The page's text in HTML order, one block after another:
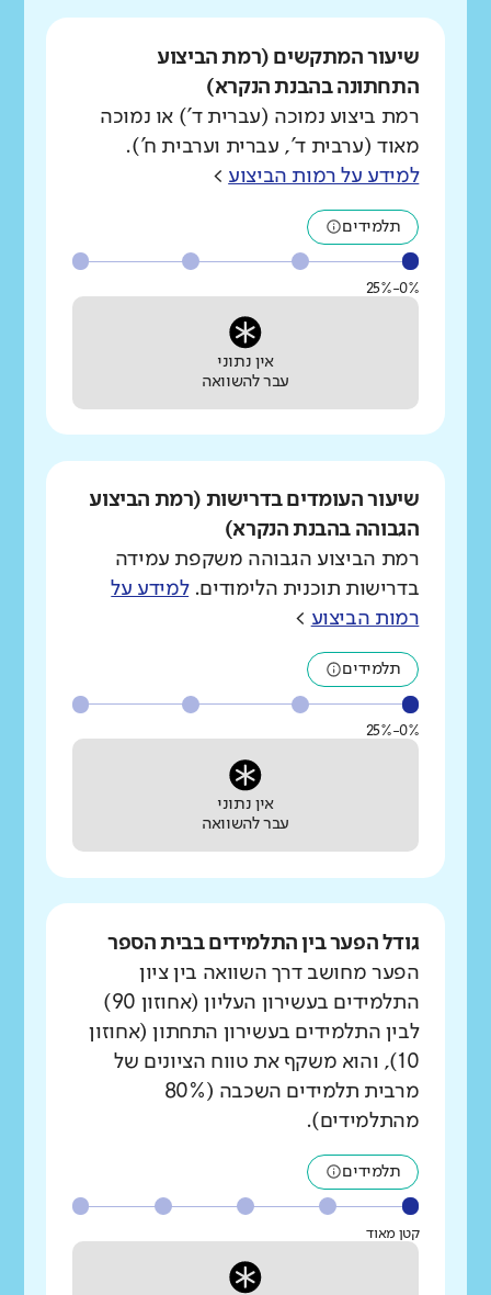
שיעור המתקשים (רמת הביצוע
התחתונה בהבנת הנקרא)
רמת ביצוע נמוכה (עברית ד') או נמוכה
מאוד (ערבית ד', עברית וערבית ח').
למידע על רמות הביצוע >
תלמידים
0%-25%
אין נתוני
עבר להשוואה
שיעור העומדים בדרישות (רמת הביצוע
הגבוהה בהבנת הנקרא)
רמת הביצוע הגבוהה משקפת עמידה
בדרישות תוכנית הלימודים.למידע על
רמות הביצוע >
תלמידים
0%-25%
אין נתוני
עבר להשוואה
גודל הפער בין התלמידים בבית הספר
הפער מחושב דרך השוואה בין ציון
התלמידים בעשירון העליון (אחוזון 90)
לבין התלמידים בעשירון התחתון (אחוזון
10), והוא משקף את טווח הציונים של
מרבית תלמידים השכבה (80%
מהתלמידים).
תלמידים
קטן מאוד